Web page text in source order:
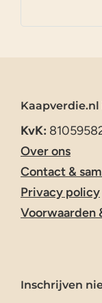
KvK:
Over ons
Contact &
Privacy policy
Voorwaarden
Inschrijven